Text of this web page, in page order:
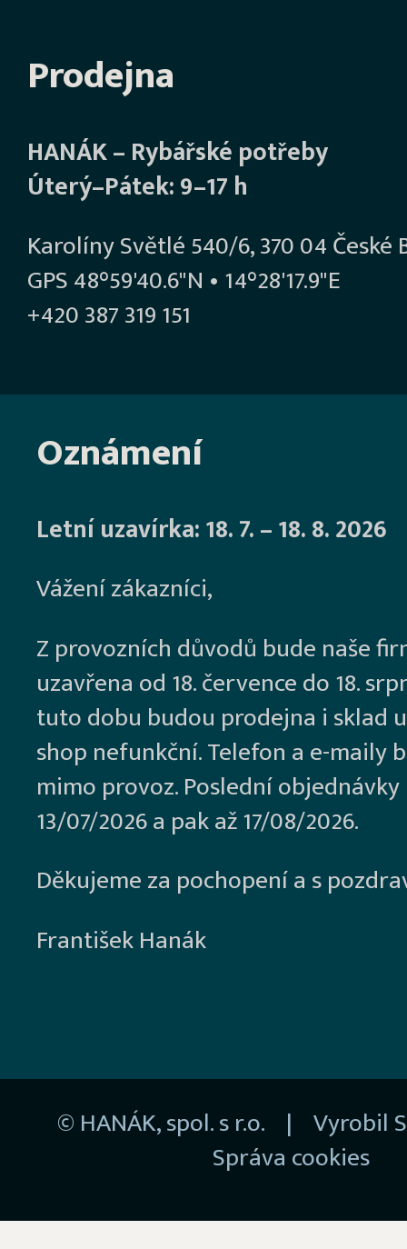
Prodejna
HANÁK – Rybářské potřeby
Úterý–Pátek: 9–17 h
Karolíny Světlé 540/6, 370 04 České
GPS 48°59'40.6"N • 14°28'17.9"E
+420 387 319 151
Oznámení
Letní uzavírka: 18. 7. – 18. 8. 2026
Vážení zákazníci,
Z provozních důvodů bude naše
uzavřena od 18. července do 18.
tuto dobu budou prodejna i sklad
shop nefunkční. Telefon a e-maily
mimo provoz. Poslední
13/07/2026 a pak až 17/08/2026.
Děkujeme za pochopení a s
František Hanák
© HANÁK, spol. s r.o. | Vyrobil
Správa cookies